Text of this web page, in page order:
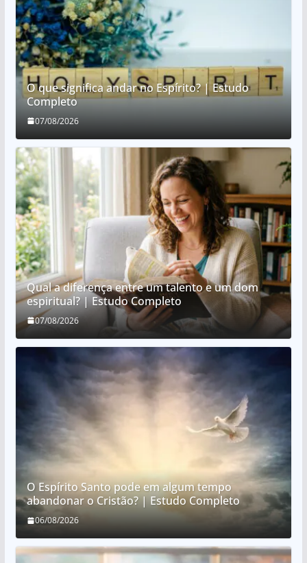
O que significa andar no Espírito? | Estudo
Completo
07/08/2026
Qual a diferença entre um talento e um dom
espiritual? | Estudo Completo
07/08/2026
O Espírito Santo pode em algum tempo
abandonar o Cristão? | Estudo Completo
06/08/2026